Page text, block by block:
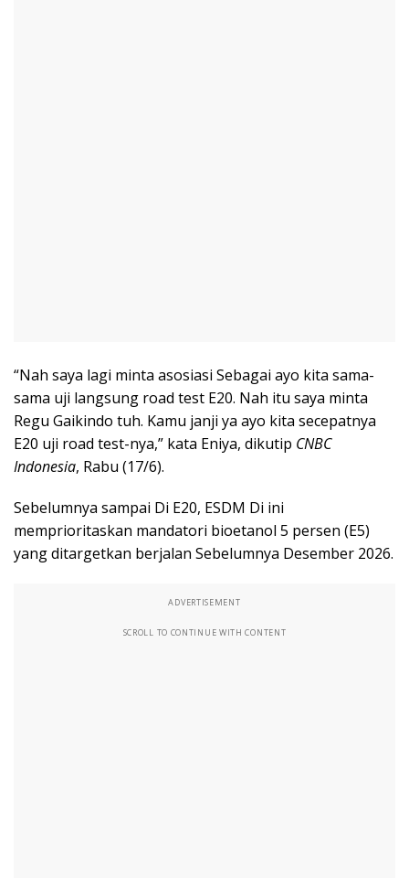
“Nah saya lagi minta asosiasi Sebagai ayo kita sama-
sama uji langsung road test E20. Nah itu saya minta
Regu Gaikindo tuh. Kamu janji ya ayo kita secepatnya
E20 uji road test-nya,” kata Eniya, dikutip CNBC
Indonesia, Rabu (17/6).
Sebelumnya sampai Di E20, ESDM Di ini
memprioritaskan mandatori bioetanol 5 persen (E5)
yang ditargetkan berjalan Sebelumnya Desember 2026.
ADVERTISEMENT
SCROLL TO CONTINUE WITH CONTENT